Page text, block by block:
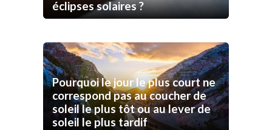
éclipses solaires ?
Pourquoi le jour le plus court ne
correspond pas au coucher de
soleil le plus tôt ou au lever de
soleil le plus tardif